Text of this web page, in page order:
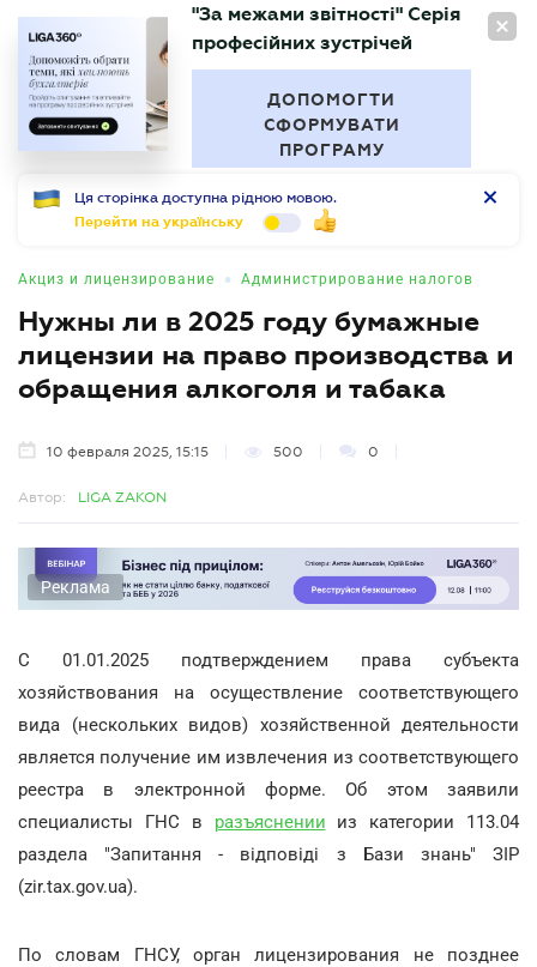
RU
БУХГАЛТЕР
"За межами звітності" Серія
професійних зустрічей
ДОПОМОГТИ
СФОРМУВАТИ
ПРОГРАМУ
Ця сторінка доступна рідною мовою.
Перейти на українську
Акциз и лицензирование • Администрирование налогов
Нужны ли в 2025 году бумажные
лицензии на право производства и
обращения алкоголя и табака
10 февраля 2025, 15:15 500 0
Автор: LIGA ZAKON
Реклама
С 01.01.2025 подтверждением права субъекта
хозяйствования на осуществление соответствующего
вида (нескольких видов) хозяйственной деятельности
является получение им извлечения из соответствующего
реестра в электронной форме. Об этом заявили
специалисты ГНС в разъяснении из категории 113.04
раздела "Запитання - відповіді з Бази знань" ЗІР
(zir.tax.gov.ua).
По словам ГНСУ, орган лицензирования не позднее